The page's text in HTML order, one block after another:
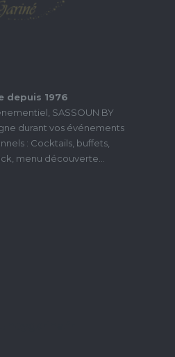
depuis 1976
SASSOUN BY
durant vos événements
: Cocktails, buffets,
menu découverte...